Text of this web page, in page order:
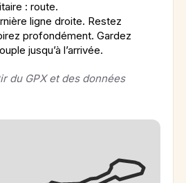
: route.
ligne droite. Restez
profondément. Gardez
jusqu’à l’arrivée.
du GPX et des données